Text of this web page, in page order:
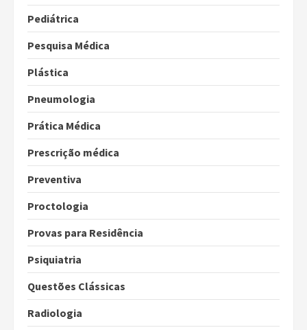
Pediátrica
Pesquisa Médica
Plástica
Pneumologia
Prática Médica
Prescrição médica
Preventiva
Proctologia
Provas para Residência
Psiquiatria
Questões Clássicas
Radiologia